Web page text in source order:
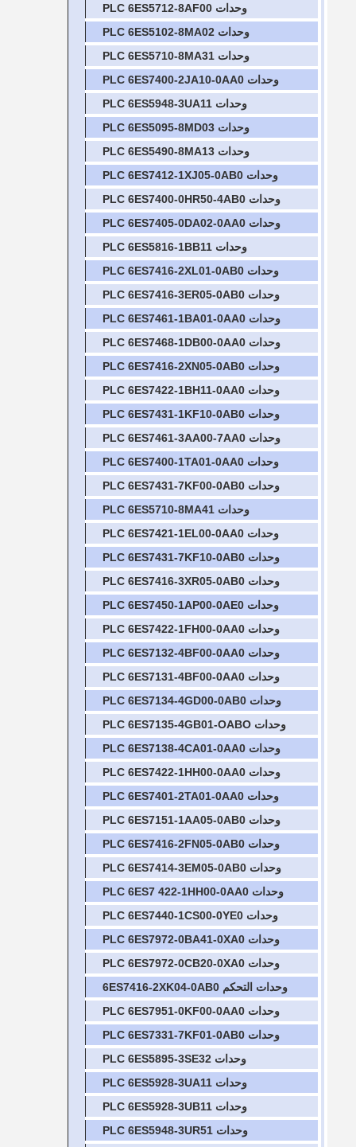
وحدات PLC 6ES5712-8AF00
وحدات PLC 6ES5102-8MA02
وحدات PLC 6ES5710-8MA31
وحدات PLC 6ES7400-2JA10-0AA0
وحدات PLC 6ES5948-3UA11
وحدات PLC 6ES5095-8MD03
وحدات PLC 6ES5490-8MA13
وحدات PLC 6ES7412-1XJ05-0AB0
وحدات PLC 6ES7400-0HR50-4AB0
وحدات PLC 6ES7405-0DA02-0AA0
وحدات PLC 6ES5816-1BB11
وحدات PLC 6ES7416-2XL01-0AB0
وحدات PLC 6ES7416-3ER05-0AB0
وحدات PLC 6ES7461-1BA01-0AA0
وحدات PLC 6ES7468-1DB00-0AA0
وحدات PLC 6ES7416-2XN05-0AB0
وحدات PLC 6ES7422-1BH11-0AA0
وحدات PLC 6ES7431-1KF10-0AB0
وحدات PLC 6ES7461-3AA00-7AA0
وحدات PLC 6ES7400-1TA01-0AA0
وحدات PLC 6ES7431-7KF00-0AB0
وحدات PLC 6ES5710-8MA41
وحدات PLC 6ES7421-1EL00-0AA0
وحدات PLC 6ES7431-7KF10-0AB0
وحدات PLC 6ES7416-3XR05-0AB0
وحدات PLC 6ES7450-1AP00-0AE0
وحدات PLC 6ES7422-1FH00-0AA0
وحدات PLC 6ES7132-4BF00-0AA0
وحدات PLC 6ES7131-4BF00-0AA0
وحدات PLC 6ES7134-4GD00-0AB0
وحدات PLC 6ES7135-4GB01-OABO
وحدات PLC 6ES7138-4CA01-0AA0
وحدات PLC 6ES7422-1HH00-0AA0
وحدات PLC 6ES7401-2TA01-0AA0
وحدات PLC 6ES7151-1AA05-0AB0
وحدات PLC 6ES7416-2FN05-0AB0
وحدات PLC 6ES7414-3EM05-0AB0
وحدات PLC 6ES7 422-1HH00-0AA0
وحدات PLC 6ES7440-1CS00-0YE0
وحدات PLC 6ES7972-0BA41-0XA0
وحدات PLC 6ES7972-0CB20-0XA0
وحدات التحكم 6ES7416-2XK04-0AB0
وحدات PLC 6ES7951-0KF00-0AA0
وحدات PLC 6ES7331-7KF01-0AB0
وحدات PLC 6ES5895-3SE32
وحدات PLC 6ES5928-3UA11
وحدات PLC 6ES5928-3UB11
وحدات PLC 6ES5948-3UR51